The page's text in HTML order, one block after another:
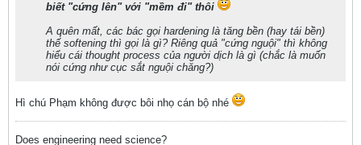
biết "cứng lên" với "mềm đi" thôi
A quên mất, các bác gọi hardening là tăng bền (hay tái bền)
thế softening thì gọi là gì? Riêng quả "cứng nguội" thì không
hiểu cái thought process của người dịch là gì (chắc là muốn
nói cứng như cục sắt nguội chăng?)
Hì chú Phạm không được bôi nhọ cán bộ nhé
Does engineering need science?